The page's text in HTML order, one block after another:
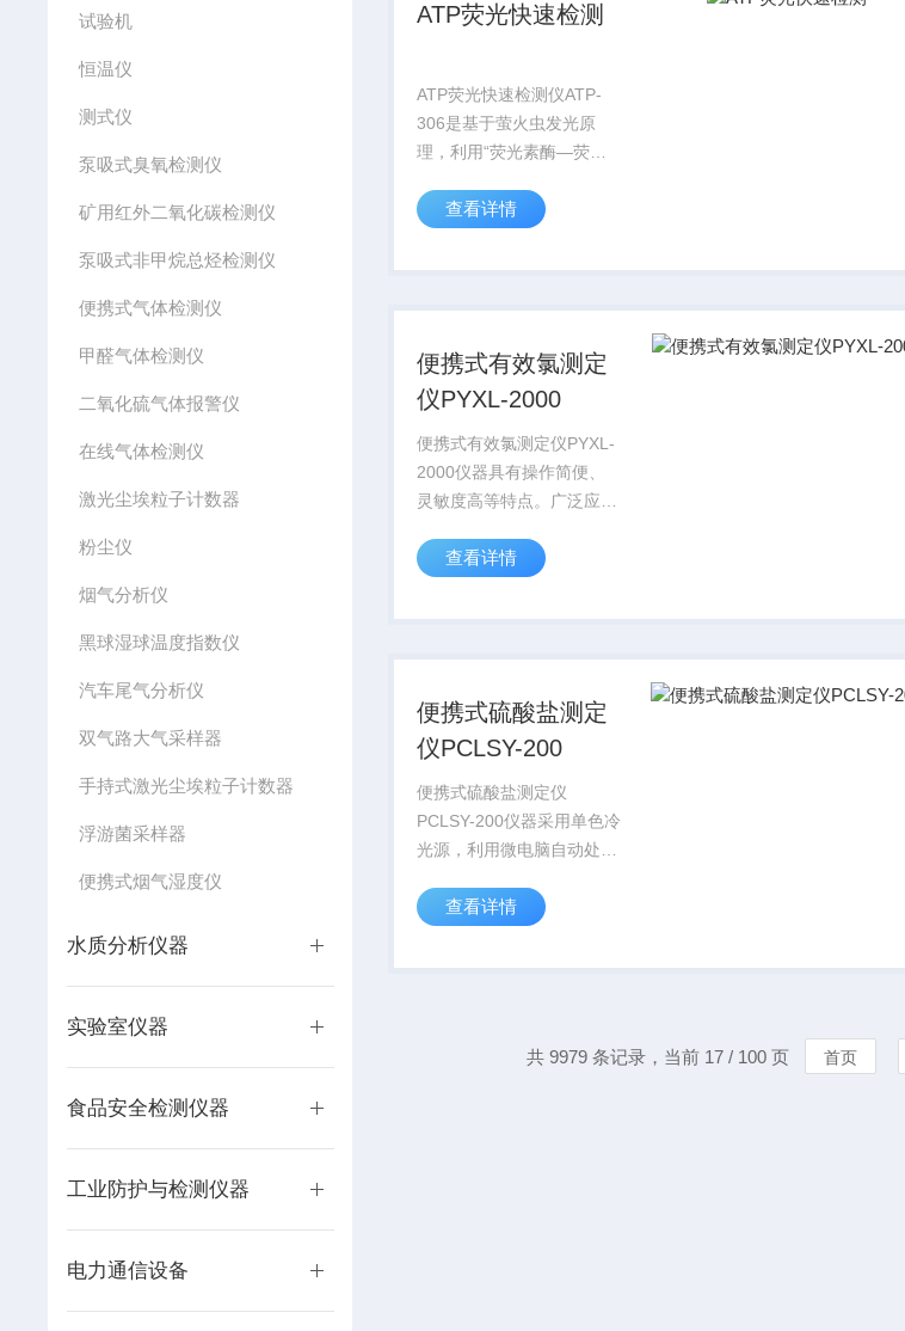
试验机
恒温仪
测式仪
泵吸式臭氧检测仪
矿用红外二氧化碳检测仪
泵吸式非甲烷总烃检测仪
便携式气体检测仪
甲醛气体检测仪
二氧化硫气体报警仪
在线气体检测仪
激光尘埃粒子计数器
粉尘仪
烟气分析仪
黑球湿球温度指数仪
汽车尾气分析仪
双气路大气采样器
手持式激光尘埃粒子计数器
浮游菌采样器
便携式烟气湿度仪
水质分析仪器
实验室仪器
食品安全检测仪器
工业防护与检测仪器
电力通信设备
ATP荧光快速检测
ATP荧光快速检测仪ATP-
306是基于萤火虫发光原
理，利用“荧光素酶—荧光
有生物活细胞中含有恒量的
晰地表明样品中微生物与其
查看详情
便携式有效氯测定
仪PYXL-2000
便携式有效氯测定仪PYXL-
2000仪器具有操作简便、
灵敏度高等特点。广泛应用
境、医疗、化学、制药、热
程、发酵工艺、纺织印染、
查看详情
便携式硫酸盐测定
仪PCLSY-200
便携式硫酸盐测定仪
PCLSY-200仪器采用单色冷
光源，利用微电脑自动处理
盐浓度值。广泛于饮用水、
业废水的测定。技术参数测
查看详情
共 9979 条记录，当前 17 / 100 页 首页